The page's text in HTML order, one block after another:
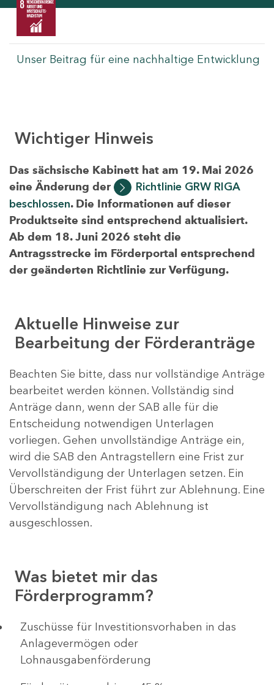
Unser Beitrag für eine nachhaltige Entwicklung
Wichtiger Hinweis
Das sächsische Kabinett hat am 19. Mai 2026
eine Änderung der
Richtlinie GRW RIGA
beschlossen. Die Informationen auf dieser
Produktseite sind entsprechend aktualisiert.
Ab dem 18. Juni 2026 steht die
Antragsstrecke im Förderportal entsprechend
der geänderten Richtlinie zur Verfügung.
Aktuelle Hinweise zur
Bearbeitung der Förderanträge
Beachten Sie bitte, dass nur vollständige Anträge
bearbeitet werden können. Vollständig sind
Anträge dann, wenn der SAB alle für die
Entscheidung notwendigen Unterlagen
vorliegen. Gehen unvollständige Anträge ein,
wird die SAB den Antragstellern eine Frist zur
Vervollständigung der Unterlagen setzen. Ein
Überschreiten der Frist führt zur Ablehnung. Eine
Vervollständigung nach Ablehnung ist
ausgeschlossen.
Was bietet mir das
Förderprogramm?
​​​​​​Zuschüsse für Investitionsvorhaben in das
Anlagevermögen oder
Lohnausgabenförderung